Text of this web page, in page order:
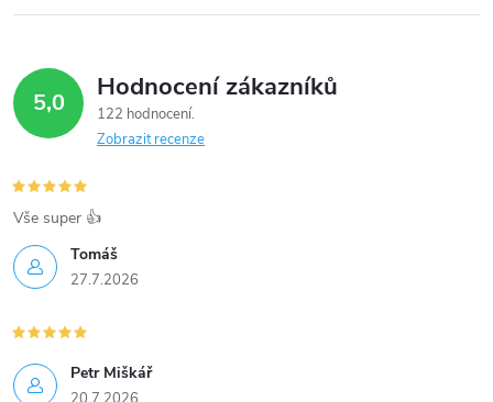
5,0 Hodnocení zákazníků
122 hodnocení
Zobrazit recenze
Tomáš
27.7.2026
Vše super 👍
Petr Miškář